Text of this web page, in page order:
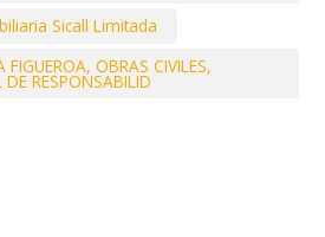
Sicall Limitada
FIGUEROA, OBRAS CIVILES,
DE RESPONSABILID